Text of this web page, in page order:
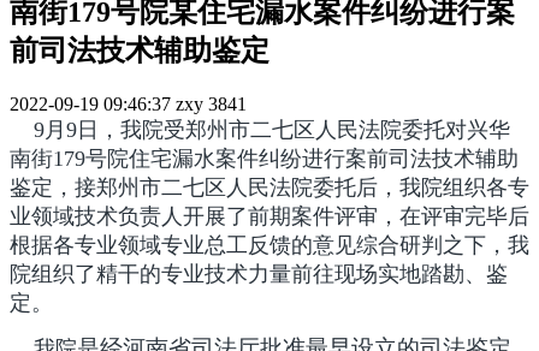
南街179号院某住宅漏水案件纠纷进行案
前司法技术辅助鉴定
2022-09-19 09:46:37 zxy 3841
9月9日，我院受郑州市二七区人民法院委托对兴华
南街179号院住宅漏水案件纠纷进行案前司法技术辅助
鉴定 ，接郑州市二七区人民法院委托后，我院组织各专
业领域技术负责人开展了前期案件评审，在评审完毕后
根据各专业领域专业总工反馈的意见综合研判之下，我
院组织了精干的专业技术力量前往现场实地踏勘、鉴
定。